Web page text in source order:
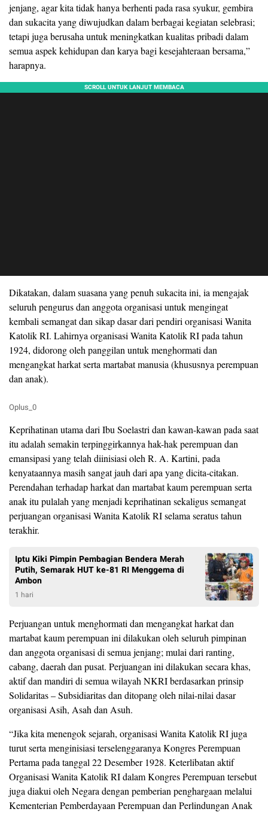
jenjang, agar kita tidak hanya berhenti pada rasa syukur, gembira
dan sukacita yang diwujudkan dalam berbagai kegiatan selebrasi;
tetapi juga berusaha untuk meningkatkan kualitas pribadi dalam
semua aspek kehidupan dan karya bagi kesejahteraan bersama,”
harapnya.
Dikatakan, dalam suasana yang penuh sukacita ini, ia mengajak
seluruh pengurus dan anggota organisasi untuk mengingat
kembali semangat dan sikap dasar dari pendiri organisasi Wanita
Katolik RI. Lahirnya organisasi Wanita Katolik RI pada tahun
1924, didorong oleh panggilan untuk menghormati dan
mengangkat harkat serta martabat manusia (khususnya perempuan
dan anak).
Oplus_0
Keprihatinan utama dari Ibu Soelastri dan kawan-kawan pada saat
itu adalah semakin terpinggirkannya hak-hak perempuan dan
emansipasi yang telah diinisiasi oleh R. A. Kartini, pada
kenyataannya masih sangat jauh dari apa yang dicita-citakan.
Perendahan terhadap harkat dan martabat kaum perempuan serta
anak itu pulalah yang menjadi keprihatinan sekaligus semangat
perjuangan organisasi Wanita Katolik RI selama seratus tahun
terakhir.
Iptu Kiki Pimpin Pembagian Bendera Merah
Putih, Semarak HUT ke-81 RI Menggema di
Ambon
1 hari
Perjuangan untuk menghormati dan mengangkat harkat dan
martabat kaum perempuan ini dilakukan oleh seluruh pimpinan
dan anggota organisasi di semua jenjang; mulai dari ranting,
cabang, daerah dan pusat. Perjuangan ini dilakukan secara khas,
aktif dan mandiri di semua wilayah NKRI berdasarkan prinsip
Solidaritas – Subsidiaritas dan ditopang oleh nilai-nilai dasar
organisasi Asih, Asah dan Asuh.
“Jika kita menengok sejarah, organisasi Wanita Katolik RI juga
turut serta menginisiasi terselenggaranya Kongres Perempuan
Pertama pada tanggal 22 Desember 1928. Keterlibatan aktif
Organisasi Wanita Katolik RI dalam Kongres Perempuan tersebut
juga diakui oleh Negara dengan pemberian penghargaan melalui
Kementerian Pemberdayaan Perempuan dan Perlindungan Anak